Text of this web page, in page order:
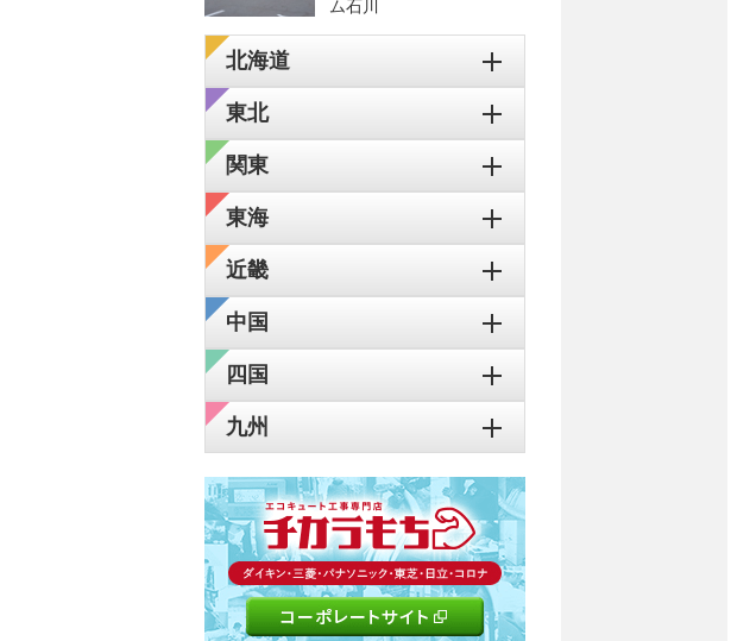
ム石川
北海道
東北
関東
東海
近畿
中国
四国
九州